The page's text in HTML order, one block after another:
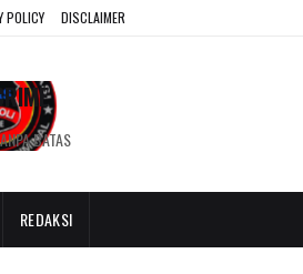
POLICY DISCLAIMER
BATAS
REDAKSI